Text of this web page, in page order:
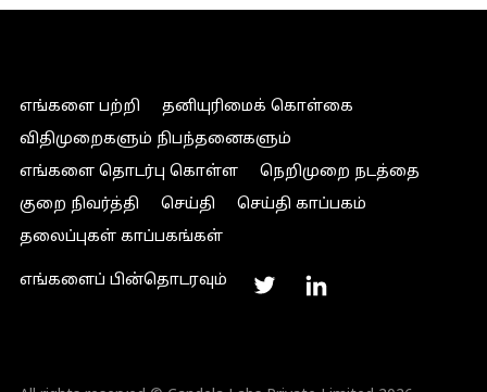
எங்களை பற்றி
தனியுரிமைக் கொள்கை
விதிமுறைகளும் நிபந்தனைகளும்
எங்களை தொடர்பு கொள்ள
நெறிமுறை நடத்தை
குறை நிவர்த்தி
செய்தி
செய்தி காப்பகம்
தலைப்புகள் காப்பகங்கள்
எங்களைப் பின்தொடரவும்